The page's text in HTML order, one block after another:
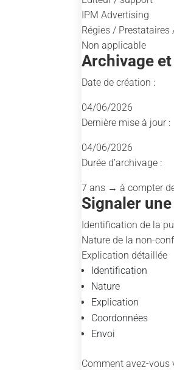
IPM Advertising
Régies /
Non applicable
Archivage
Date de création :
04/06/2026
Dernière mise à jour :
04/06/2026
Durée d’archivage :
7 ans → à compter
Signaler
Identification de la
Nature de la non-
Explication détaillée
Identification
Nature
Explication
Coordonnées
Envoi
Comment avez-vous